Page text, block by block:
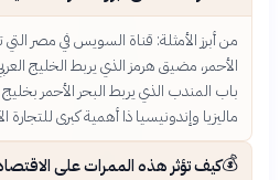
من أبرز الأمثلة: قناة السويس في مصر
الأحمر، مضيق هرمز الذي يربط الخليج
باب المندب الذي يربط البحر الأحمر
ماليزيا وإندونيسيا ذا أهمية كبرى للتجارة
💰كيف تؤثر هذه الممرات على